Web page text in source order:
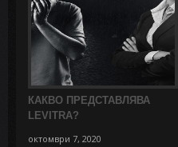
КАКВО ПРЕДСТАВЛЯВА
LEVITRA?
октомври 7, 2020